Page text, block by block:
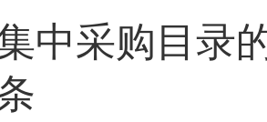
中采购目录